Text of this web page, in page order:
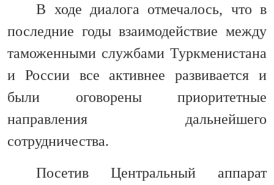
В ходе диалога отмечалось, что в
последние годы взаимодействие между
таможенными службами Туркменистана
и России все активнее развивается и
были оговорены приоритетные
направления дальнейшего
сотрудничества.
Посетив Центральный аппарат